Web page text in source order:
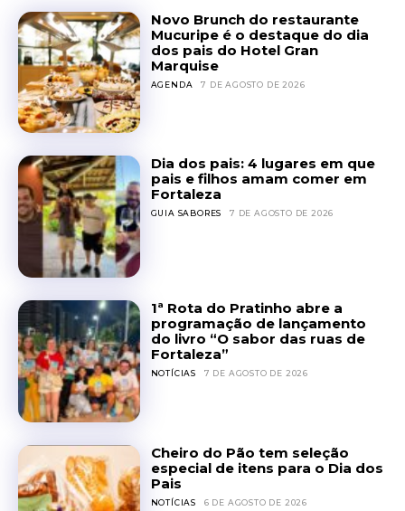
Novo Brunch do restaurante
Mucuripe é o destaque do dia
dos pais do Hotel Gran
Marquise
AGENDA 7 DE AGOSTO DE 2026
Dia dos pais: 4 lugares em que
pais e filhos amam comer em
Fortaleza
GUIA SABORES 7 DE AGOSTO DE 2026
1ª Rota do Pratinho abre a
programação de lançamento
do livro “O sabor das ruas de
Fortaleza”
NOTÍCIAS 7 DE AGOSTO DE 2026
Cheiro do Pão tem seleção
especial de itens para o Dia dos
Pais
NOTÍCIAS 6 DE AGOSTO DE 2026